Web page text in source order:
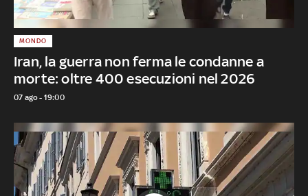
Iran, la guerra non ferma le condanne a
morte: oltre 400 esecuzioni nel 2026
MONDO
07 ago - 19:00